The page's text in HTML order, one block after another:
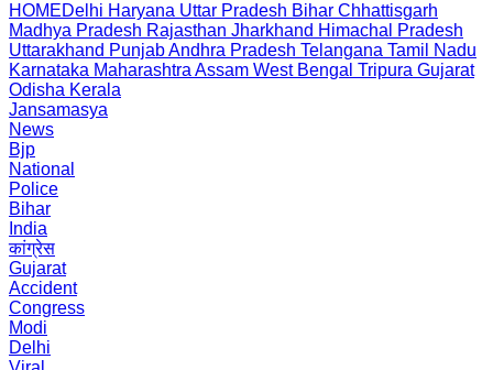
HOMEDelhi Haryana Uttar Pradesh Bihar Chhattisgarh
Madhya Pradesh Rajasthan Jharkhand Himachal Pradesh
Uttarakhand PunjabAndhra Pradesh Telangana Tamil Nadu
Karnataka Maharashtra Assam West Bengal Tripura Gujarat
Odisha Kerala
Jansamasya
News
Bjp
National
Police
Bihar
India
कांग्रेस
Gujarat
Accident
Congress
Modi
Delhi